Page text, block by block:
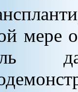
мере